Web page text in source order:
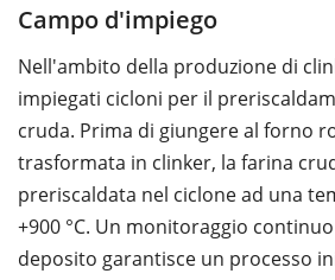
Campo d'impiego
Nell'ambito della produzione di
impiegati cicloni per il
cruda. Prima di giungere al forno
trasformata in clinker, la farina
preriscaldata nel ciclone ad una
+900 °C. Un monitoraggio
deposito garantisce un processo